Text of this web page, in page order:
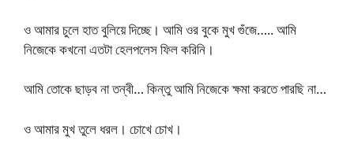
ও আমার চুলে হাত বুলিয়ে দিচ্ছে। আমি ওর বুকে মুখ গুঁজে….. আমি
নিজেকে কখনো এতটা হেলপলেস ফিল করিনি।
আমি তোকে ছাড়ব না তন্বী… কিন্তু আমি নিজেকে ক্ষমা করতে পারছি না…
ও আমার মুখ তুলে ধরল। চোখে চোখ।